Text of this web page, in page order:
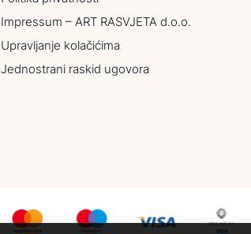
Impressum – ART RASVJETA d.o.o.
Upravljanje kolačićima
Jednostrani raskid ugovora